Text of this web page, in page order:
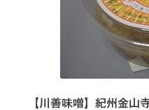
【川善味噌】紀州金